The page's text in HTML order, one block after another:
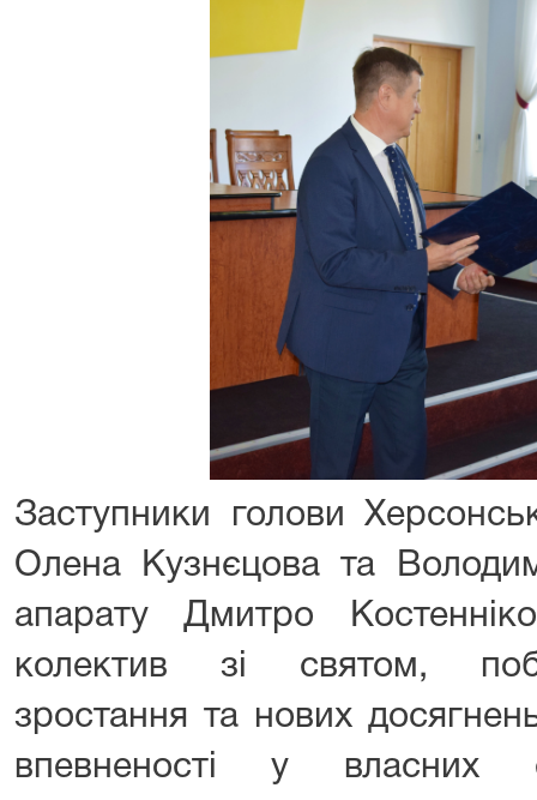
Заступники голови
Олена Кузнєцова та
апарату Дмитро
колектив зі святом,
зростання та нових
впевненості у власних